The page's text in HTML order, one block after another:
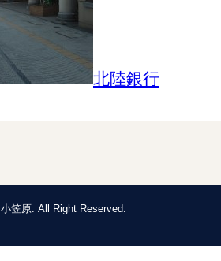
北陸銀行
笠原. All Right Reserved.